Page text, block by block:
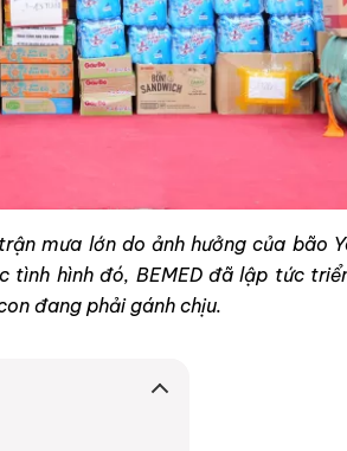
mưa lớn do ảnh hưởng của bão
tình hình đó, BEMED đã lập tức
đang phải gánh chịu.